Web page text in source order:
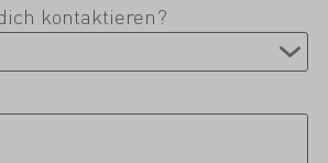
kontaktieren?